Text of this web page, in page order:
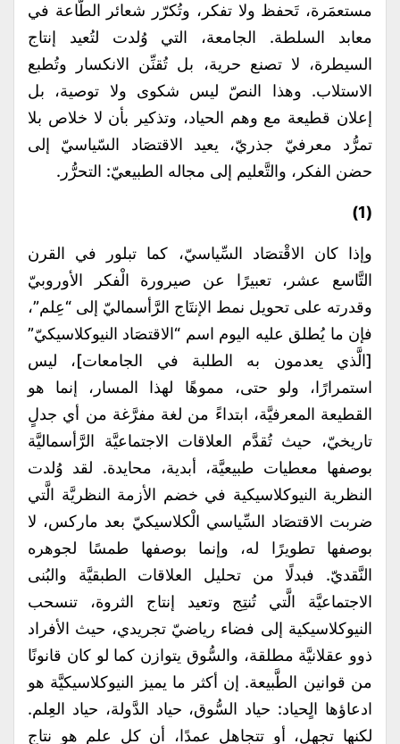
مستعمَرة، تَحفظ ولا تفكر، وتُكرّر شعائر الطَّاعة في
معابد السلطة. الجامعة، التي وُلدت لتُعيد إنتاج
السيطرة، لا تصنع حرية، بل تُقنِّن الانكسار وتُطبع
الاستلاب. وهذا النصّ ليس شكوى ولا توصية، بل
إعلان قطيعة مع وهم الحياد، وتذكير بأن لا خلاص بلا
تمرُّد معرفيّ جذريّ، يعيد الاقتصَاد السّياسيّ إلى
حضن الفكر، والتَّعليم إلى مجاله الطبيعيّ: التحرُّر.
(1)
وإذا كان الاقْتصَاد السِّياسيّ، كما تبلور في القرن
التَّاسع عشر، تعبيرًا عن صيرورة الْفكر الأوروبيّ
وقدرته على تحويل نمط الإنتَاج الرَّأسماليّ إلى “عِلم”،
فإن ما يُطلق عليه اليوم اسم “الاقتصَاد النيوكلاسيكيّ”
[الَّذي يعدمون به الطلبة في الجامعات]، ليس
استمرارًا، ولو حتى، مموهًا لهذا المسار، إنما هو
القطيعة المعرفيَّة، ابتداءً من لغة مفرَّغة من أي جدلٍ
تاريخيّ، حيث تُقدَّم العلاقات الاجتماعيَّة الرَّأسماليَّة
بوصفها معطيات طبيعيَّة، أبدية، محايدة. لقد وُلدت
النظرية النيوكلاسيكية في خضم الأزمة النظريَّة الَّتي
ضربت الاقتصَاد السِّياسي الْكلاسيكيّ بعد ماركس، لا
بوصفها تطويرًا له، وإنما بوصفها طمسًا لجوهره
النَّقديّ. فبدلًا من تحليل العلاقات الطبقيَّة والبُنى
الاجتماعيَّة الَّتي تُنتِج وتعيد إنتاج الثروة، تنسحب
النيوكلاسيكية إلى فضاء رياضيّ تجريدي، حيث الأفراد
ذوو عقلانيَّة مطلقة، والسُّوق يتوازن كما لو كان قانونًا
من قوانين الطَّبيعة. إن أكثر ما يميز النيوكلاسيكيَّة هو
ادعاؤها الٍحياد: حياد السُّوق، حياد الدَّولة، حياد العِلم.
لكنها تجهل، أو تتجاهل عمدًا، أن كل علم هو نتاج